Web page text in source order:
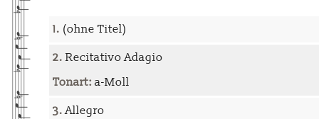
1. (ohne Titel)
2. Recitativo Adagio
Tonart: a-Moll
3.Allegro